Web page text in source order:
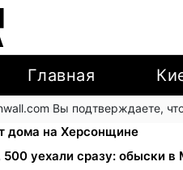
Главная
Вы подтверждаете,
I-II группы:
дома на Херсонщине
500 уехали сразу: обыски